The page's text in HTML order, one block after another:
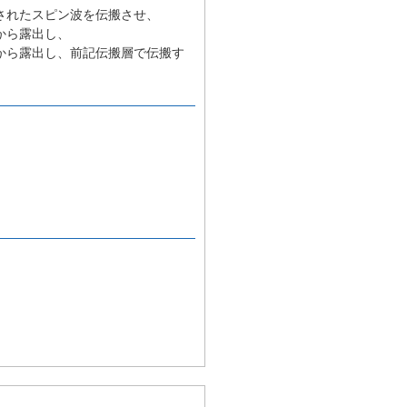
たスピン波を伝搬させ、
露出し、
露出し、前記伝搬層で伝搬す